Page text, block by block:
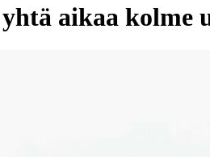
aikaa kolme